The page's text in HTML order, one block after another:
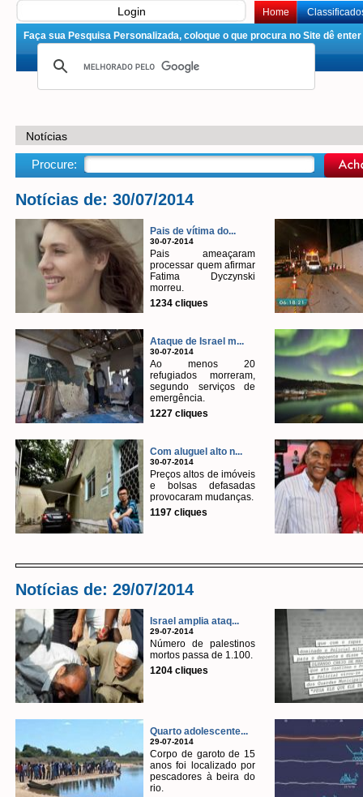
Login Home
Faça sua Pesquisa Personalizada, coloque o que procura no Site dê
Notícias
Procure:
Notícias de: 30/07/2014
Pais de vítima do...
30-07-2014
Pais ameaçaram
processar quem afirmar
Fatima Dyczynski
morreu.
1234 cliques
Ataque de Israel m...
30-07-2014
Ao menos 20
refugiados morreram,
segundo serviços de
emergência.
1227 cliques
Com aluguel alto n...
30-07-2014
Preços altos de imóveis
e bolsas defasadas
provocaram mudanças.
1197 cliques
Notícias de: 29/07/2014
Israel amplia ataq...
29-07-2014
Número de palestinos
mortos passa de 1.100.
1204 cliques
Quarto adolescente...
29-07-2014
Corpo de garoto de 15
anos foi localizado por
pescadores à beira do
rio.